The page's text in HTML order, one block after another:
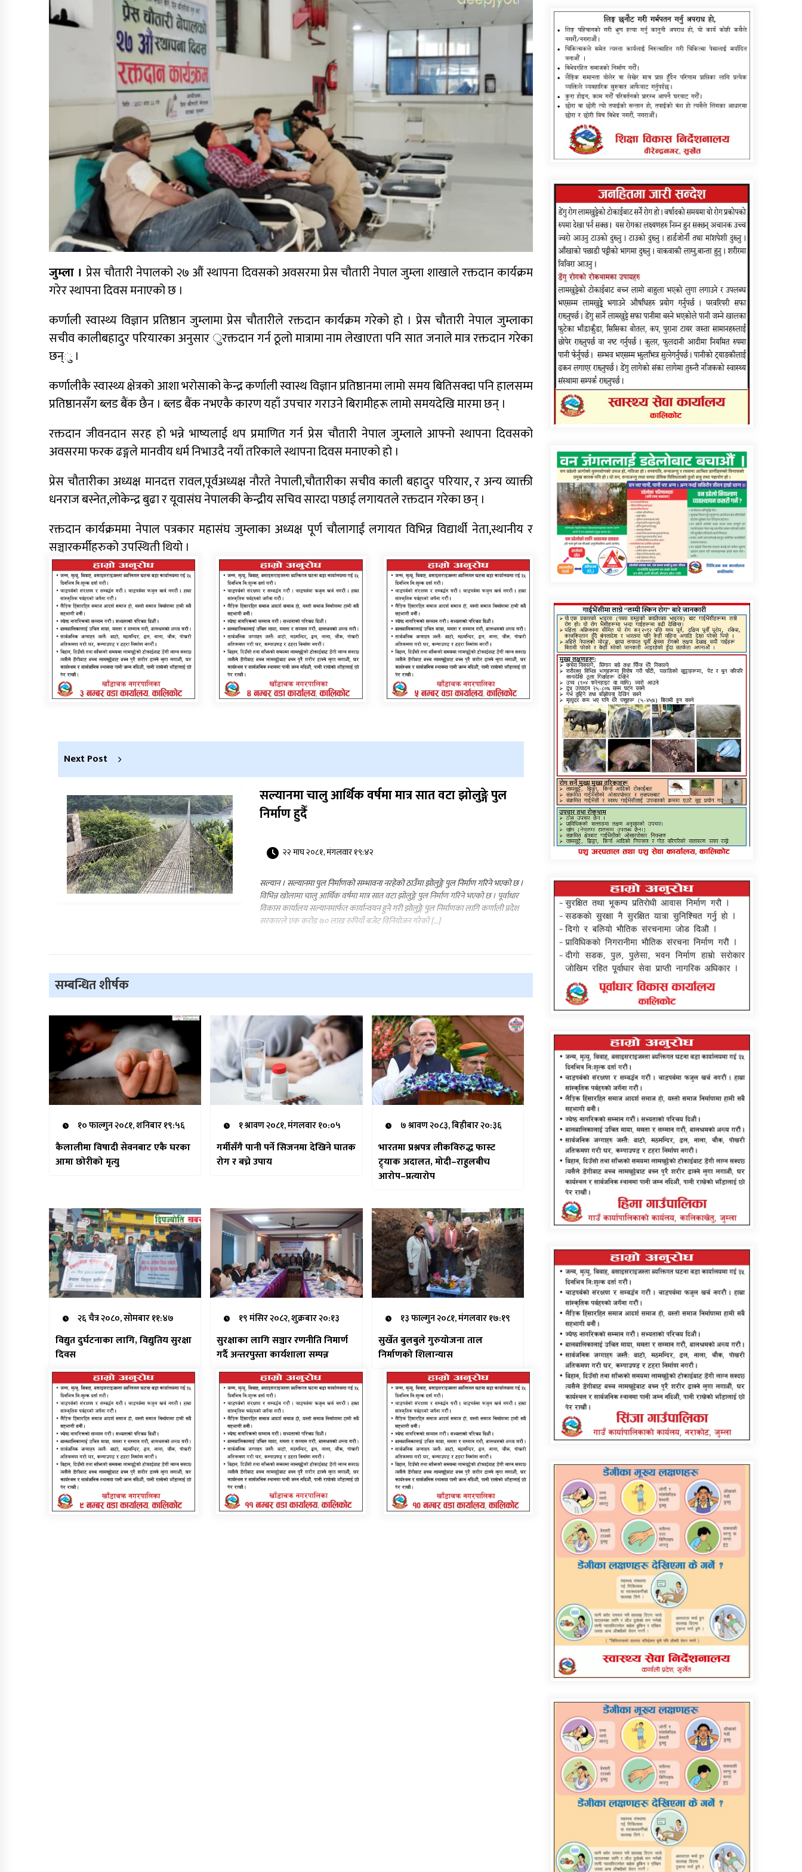
कर्णाली निर्माण व्यवसायी महासंघ अध्यक्षको
दौडमा न्यौपाने अनुभव र नेतृत्वको बलियो दाबी
कर्णालीमा मन्त्रालय भागबण्डामै अड्कियो शाही
सरकार
राष्ट्रिय भेला तयारी, नयाँ पार्टीको संकेत
डोल्पाका लागि ग्यास बोकेको ट्रक दुर्घटनाग्रस्त
मलखाद बोकेको बोलेरो दुर्घटना : उपचारकै
क्रममा एक जनाको मृत्यु
कर्णालीमा दलित प्रतिनिधित्वको बहस:
संविधानको मर्मअनुसार समावेशी मन्त्रिपरिषद्
गठनको माग
जुम्ला । प्रेस चौतारी नेपालको २७ औं स्थापना दिवसको अवसरमा प्रेस चौतारी नेपाल जुम्ला शाखाले रक्तदान कार्यक्रम
गरेर स्थापना दिवस मनाएको छ ।
कर्णाली स्वास्थ्य विज्ञान प्रतिष्ठान जुम्लामा प्रेस चौतारीले रक्तदान कार्यक्रम गरेको हो । प्रेस चौतारी नेपाल जुम्लाका
सचीव कालीबहादुर परियारका अनुसार ुरक्तदान गर्न ठूलो मात्रामा नाम लेखाएता पनि सात जनाले मात्र रक्तदान गरेका
छन्ु ।
कर्णालीकै स्वास्थ्य क्षेत्रको आशा भरोसाको केन्द्र कर्णाली स्वास्थ विज्ञान प्रतिष्ठानमा लामो समय बितिसक्दा पनि हालसम्म
प्रतिष्ठानसँग ब्लड बैंक छैन । ब्लड बैंक नभएकै कारण यहाँ उपचार गराउने बिरामीहरू लामो समयदेखि मारमा छन् ।
रक्तदान जीवनदान सरह हो भन्ने भाष्यलाई थप प्रमाणित गर्न प्रेस चौतारी नेपाल जुम्लाले आफ्नो स्थापना दिवसको
अवसरमा फरक ढङ्गले मानवीय धर्म निभाउदै नयाँ तरिकाले स्थापना दिवस मनाएको हो ।
प्रेस चौतारीका अध्यक्ष मानदत्त रावल,पूर्वअध्यक्ष नौरते नेपाली,चौतारीका सचीव काली बहादुर परियार, र अन्य व्याक्ती
धनराज बस्नेत,लोकेन्द्र बुढा र यूवासंघ नेपालकी केन्द्रीय सचिव सारदा पछाई लगायतले रक्तदान गरेका छन् ।
रक्तदान कार्यक्रममा नेपाल पत्रकार महासंघ जुम्लाका अध्यक्ष पूर्ण चौलागाईं लगायत विभिन्न विद्यार्थी नेता,स्थानीय र
सञ्चारकर्मीहरुको उपस्थिती थियो ।
Next Post
सल्यानमा चालु आर्थिक वर्षमा मात्र सात वटा झोलुङ्गे पुल
निर्माण हुदैँ
२२ माघ २०८१, मंगलवार १९:४२
सल्यान । सल्यानमा पुल निर्माणको सम्भावना नरहेको ठाउँमा झोलुङ्गे पुल निर्माण गरिने भएको छ ।
विभिन्न खोलामा चालु आर्थिक वर्षमा मात्र सात वटा झोलुङ्गे पुल निर्माण गरिने भएको छ । पूर्वाधार
विकास कार्यालय सल्यानमार्फत कार्यान्वयन हुने गरी झोलुङ्गे पुल निर्माणका लागि कर्णाली प्रदेश
सरकारले एक करोड ७० लाख रुपियाँ बजेट विनियोजन गरेको […]
सम्बन्धित शीर्षक
१० फाल्गुन २०८१, शनिबार १९:५६
कैलालीमा विषादी सेवनबाट एकै घरका
आमा छोरीको मृत्यु
१ श्रावण २०८१, मंगलवार १०:०५
गर्मीसँगै पानी पर्ने सिजनमा देखिने घातक
रोग र बच्ने उपाय
७ श्रावण २०८३, बिहीबार २०:३६
भारतमा प्रश्नपत्र लीकविरुद्ध फास्ट
ट्र्याक अदालत, मोदी–राहुलबीच
आरोप–प्रत्यारोप
२६ चैत्र २०८०, सोमबार ११:४७
विद्युत दुर्घटनाका लागि, विद्युतिय सुरक्षा
दिवस
१९ मंसिर २०८२, शुक्रबार २०:१३
सुरक्षाका लागि सञ्चार रणनीति निमार्ण
गर्दै अन्तरपुस्ता कार्यशाला सम्पन्न
१३ फाल्गुन २०८१, मंगलवार १७:१९
सुर्खेत बुलबुले गुरुयोजना ताल
निर्माणको शिलान्यास